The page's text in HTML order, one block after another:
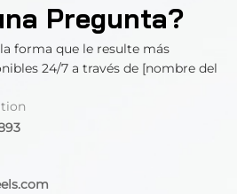
Pregunta?
forma que le resulte más
24/7 a través de [nombre del